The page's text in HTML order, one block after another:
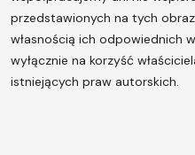
przedstawionych na tych
własnością ich odpowiednich
wyłącznie na korzyść
istniejących praw autorskich.